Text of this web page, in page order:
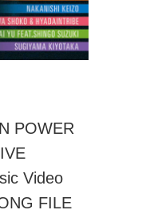
POWER
Video
FILE